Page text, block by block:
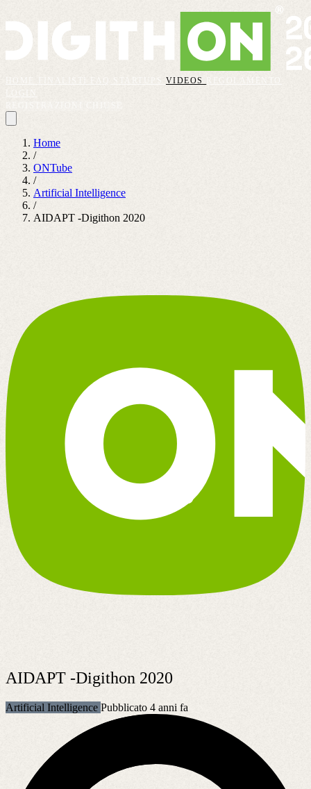
VIDEOS
REGOLAMENTO
Home
/
ONTube
/
Artificial Intelligence
/
AIDAPT -Digithon 2020
AIDAPT -Digithon 2020
Artificial Intelligence Pubblicato 4 anni fa